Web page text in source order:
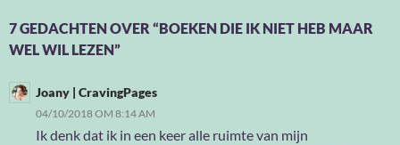
7 GEDACHTEN OVER “BOEKEN DIE IK NIET HEB MAAR
WEL WIL LEZEN”
Joany | CravingPages
04/10/2018 OM 8:14 AM
Ik denk dat ik in een keer alle ruimte van mijn